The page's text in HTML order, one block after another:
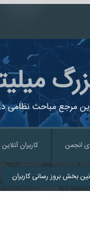
مرجع مباحث نظامی
انجمن کاربران آنلاین
بخش بروز رسانی کاربران